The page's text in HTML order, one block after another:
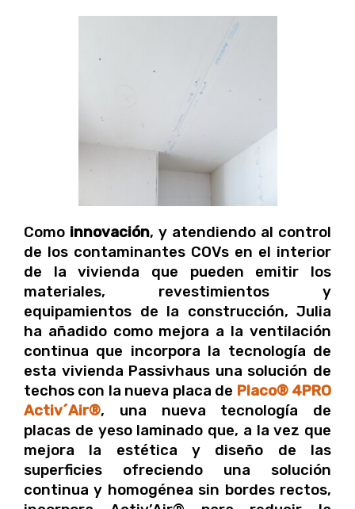
Como innovación, y atendiendo al control
de los contaminantes COVs en el interior
de la vivienda que pueden emitir los
materiales, revestimientos y
equipamientos de la construcción, Julia
ha añadido como mejora a la ventilación
continua que incorpora la tecnología de
esta vivienda Passivhaus una solución de
techos con la nueva placa de Placo® 4PRO
Activ´Air®, una nueva tecnología de
placas de yeso laminado que, a la vez que
mejora la estética y diseño de las
superficies ofreciendo una solución
continua y homogénea sin bordes rectos,